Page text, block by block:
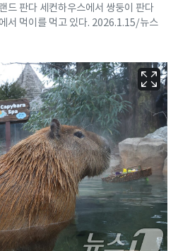
드 판다 세컨하우스에서 쌍둥이 판다
서 먹이를 먹고 있다. 2026.1.15/뉴스